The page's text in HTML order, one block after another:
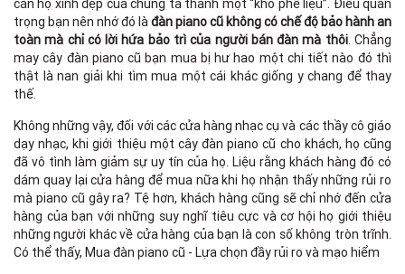
căn hộ xinh đẹp của chúng ta thành một “kho phế liệu”. Điều quan
trọng bạn nên nhớ đó làđàn piano cũ không có chế độ bảo hành an
toàn mà chỉ có lời hứa bảo trì của người bán đàn mà thôi. Chẳng
may cây đàn piano cũ bạn mua bị hư hao một chi tiết nào đó thì
thật là nan giải khi tìm mua một cái khác giống y chang để thay
thế.
Không những vậy, đối với các cửa hàng nhạc cụ và các thầy cô giáo
dạy nhạc, khi giới thiệu một cây đàn piano cũ cho khách, họ cũng
đã vô tình làm giảm sự uy tín của họ. Liệu rằng khách hàng đó có
dám quay lại cửa hàng để mua nữa khi họ nhận thấy những rủi ro
mà piano cũ gây ra? Tệ hơn, khách hàng cũng sẽ chỉ nhớ đến cửa
hàng của bạn với những suy nghĩ tiêu cực và cơ hội họ giới thiệu
những người khác về cửa hàng của bạn là con số không tròn trĩnh.
Có thể thấy, Mua đàn piano cũ - Lựa chọn đầy rủi ro và mạo hiểm